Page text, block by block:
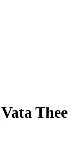
Vata Thee